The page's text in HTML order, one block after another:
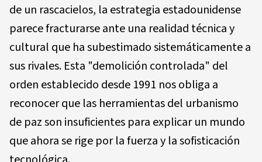
de un rascacielos, la estrategia estadounidense
parece fracturarse ante una realidad técnica y
cultural que ha subestimado sistemáticamente a
sus rivales. Esta "demolición controlada" del
orden establecido desde 1991 nos obliga a
reconocer que las herramientas del urbanismo
de paz son insuficientes para explicar un mundo
que ahora se rige por la fuerza y la sofisticación